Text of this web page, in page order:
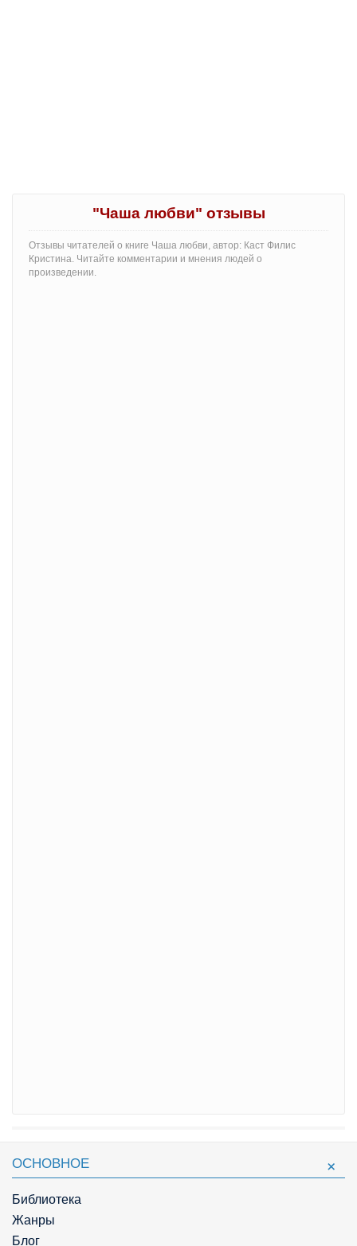
"Чаша любви" отзывы
Отзывы читателей о книге Чаша любви, автор: Каст Филис
Кристина. Читайте комментарии и мнения людей о
произведении.
ОСНОВНОЕ
Библиотека
Жанры
Блог